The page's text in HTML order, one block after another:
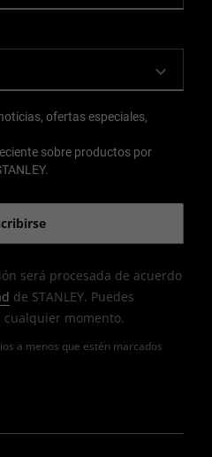
a menos que estén marcados
ofertas especiales,
sobre productos por
será procesada de acuerdo
de STANLEY. Puedes
momento.